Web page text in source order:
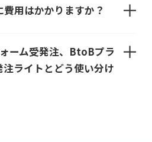
用はかかりますか？
ーム受発注、BtoBプラ
注ライトとどう使い分け